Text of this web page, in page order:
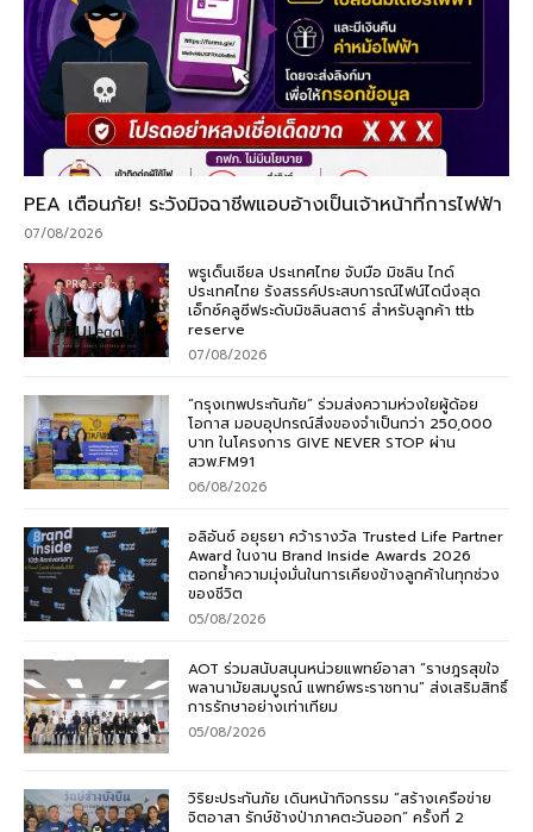
PEA เตือนภัย! ระวังมิจฉาชีพแอบอ้างเป็นเจ้าหน้าที่การไฟฟ้า
07/08/2026
พรูเด็นเชียล ประเทศไทย จับมือ มิชลิน ไกด์
ประเทศไทย รังสรรค์ประสบการณ์ไฟน์ไดนิ่งสุด
เอ็กซ์คลูซีฟระดับมิชลินสตาร์ สำหรับลูกค้า ttb
reserve
07/08/2026
“กรุงเทพประกันภัย” ร่วมส่งความห่วงใยผู้ด้อย
โอกาส มอบอุปกรณ์สิ่งของจำเป็นกว่า 250,000
บาท ในโครงการ GIVE NEVER STOP ผ่าน
สวพ.FM91
06/08/2026
อลิอันซ์ อยุธยา คว้ารางวัล Trusted Life Partner
Award ในงาน Brand Inside Awards 2026
ตอกย้ำความมุ่งมั่นในการเคียงข้างลูกค้าในทุกช่วง
ของชีวิต
05/08/2026
AOT ร่วมสนับสนุนหน่วยแพทย์อาสา “ราษฎรสุขใจ
พลานามัยสมบูรณ์ แพทย์พระราชทาน” ส่งเสริมสิทธิ์
การรักษาอย่างเท่าเทียม
05/08/2026
วิริยะประกันภัย เดินหน้ากิจกรรม “สร้างเครือข่าย
จิตอาสา รักษ์ช้างป่าภาคตะวันออก” ครั้งที่ 2